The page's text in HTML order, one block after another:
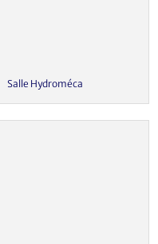
Salle Hydroméca